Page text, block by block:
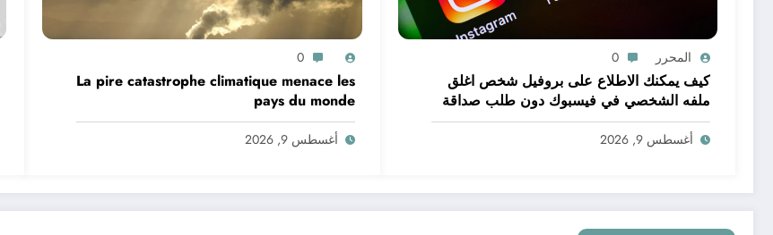
المحرر 0
كيف يمكنك الاطلاع على بروفيل شخص اغلق
ملفه الشخصي في فيسبوك دون طلب صداقة
.. الاطلاع على محتوى صفحة شخص اغلق ملفه
الشخصي في فيسبوك دون طلب صداقة
أغسطس 9, 2026
0
La pire catastrophe climatique menace les
pays du monde
أغسطس 9, 2026